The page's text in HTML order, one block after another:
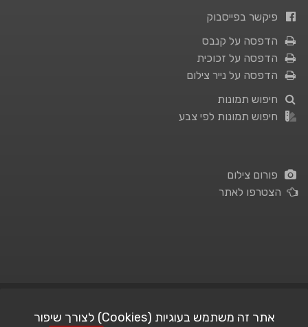
פיקשר בפייסבוק
הדפסה על קנבס
הדפסה על זכוכית
הדפסה על נייר צילום
חיפוש תמונות
חיפוש תמונות לפי צבע
פורום צילום
הצטרפו לאתר
אתר זה משתמש בעוגיות (Cookies) לצורך שיפור